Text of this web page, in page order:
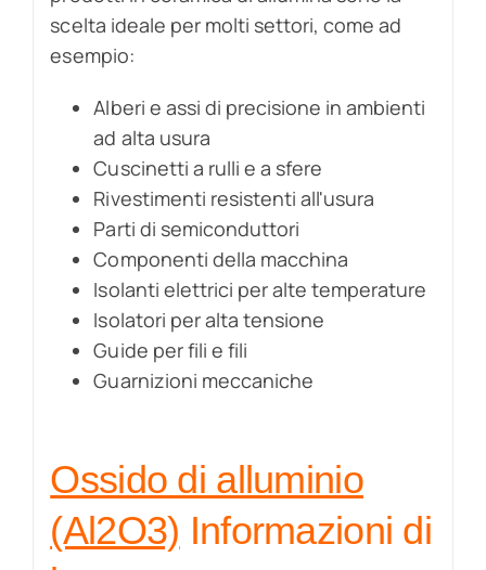
scelta ideale per molti settori, come ad
esempio:
Alberi e assi di precisione in ambienti
ad alta usura
Cuscinetti a rulli e a sfere
Rivestimenti resistenti all'usura
Parti di semiconduttori
Componenti della macchina
Isolanti elettrici per alte temperature
Isolatori per alta tensione
Guide per fili e fili
Guarnizioni meccaniche
Ossido di alluminio
(Al2O3) Informazioni di